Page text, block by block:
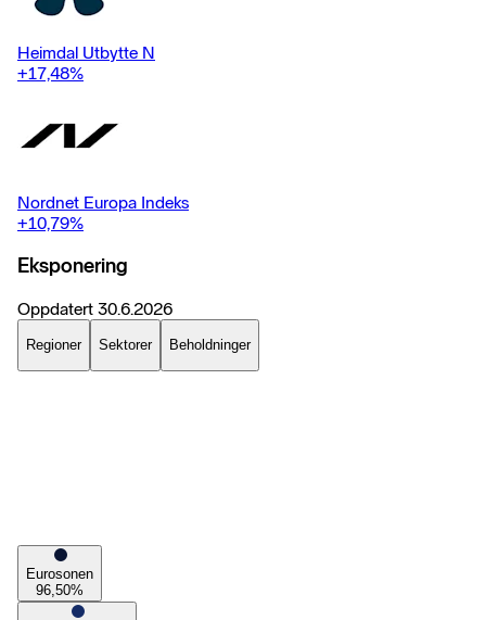
Heimdal Utbytte N
+17,48%
Nordnet Europa Indeks
+10,79%
Eksponering
Oppdatert 30.6.2026
Regioner Sektorer Beholdninger
Eurosonen
96,50%